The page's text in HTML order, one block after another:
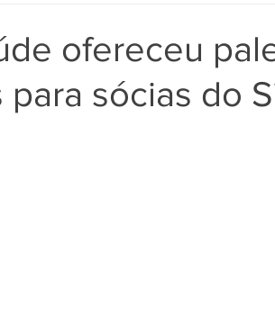
ofereceu
para sócias do